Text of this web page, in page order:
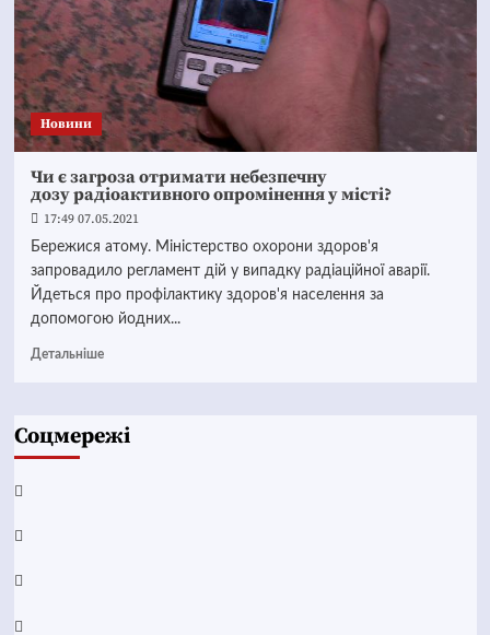
Новини
Чи є загроза отримати небезпечну
дозу радіоактивного опромінення у місті?
17:49 07.05.2021
Бережися атому. Міністерство охорони здоров'я
запровадило регламент дій у випадку радіаційної аварії.
Йдеться про профілактику здоров'я населення за
допомогою йодних...
Детальніше
Соцмережі
Facebook
YouTube
Telegram
Instagram